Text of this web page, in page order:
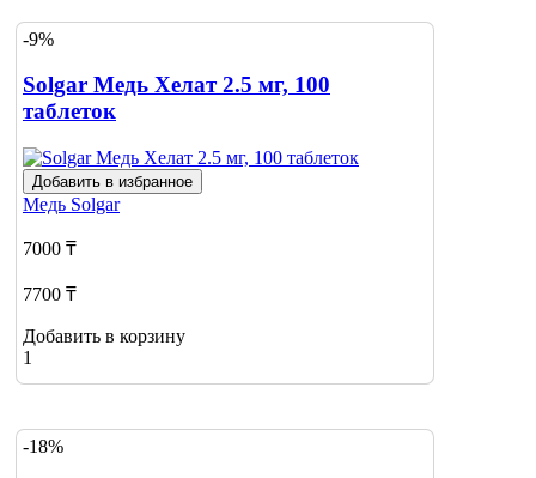
-9%
Solgar Медь Хелат 2.5 мг, 100
таблеток
Добавить в избранное
Медь Solgar
7000 ₸
7700 ₸
Добавить в корзину
1
-18%